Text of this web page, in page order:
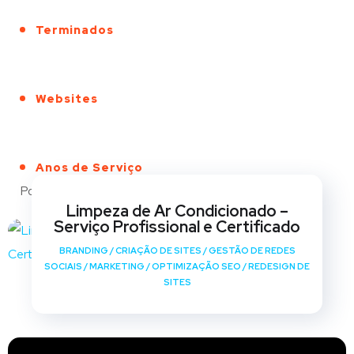
Terminados
Websites
Anos de Serviço
Portfólio
Limpeza de Ar Condicionado –
Serviço Profissional e Certificado
BRANDING /CRIAÇÃO DE SITES /GESTÃO DE REDES
SOCIAIS /MARKETING /OPTIMIZAÇÃO SEO /REDESIGN DE
SITES